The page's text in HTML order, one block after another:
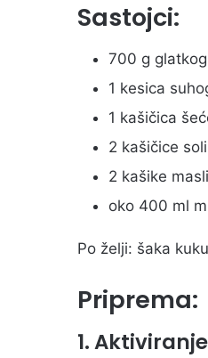
Sastojci:
700 g
1 kesica
1 kašičica
2 kašičice soli
2 kašike
oko 400 ml
Po želji: šaka
Priprema:
1.